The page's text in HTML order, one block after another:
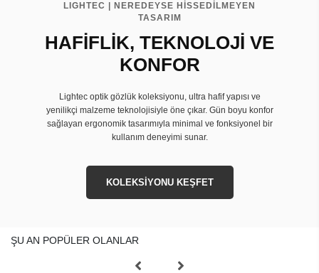
LIGHTEC | NEREDEYSE HİSSEDİLMEYEN
TASARIM
HAFİFLİK, TEKNOLOJİ VE
KONFOR
Lightec optik gözlük koleksiyonu, ultra hafif yapısı ve
yenilikçi malzeme teknolojisiyle öne çıkar. Gün boyu konfor
sağlayan ergonomik tasarımıyla minimal ve fonksiyonel bir
kullanım deneyimi sunar.
KOLEKSİYONU KEŞFET
ŞU AN POPÜLER OLANLAR